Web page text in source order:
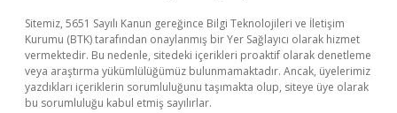
Sitemiz, 5651 Sayılı Kanun gereğince Bilgi Teknolojileri ve İletişim
Kurumu (BTK) tarafından onaylanmış bir Yer Sağlayıcı olarak hizmet
vermektedir. Bu nedenle, sitedeki içerikleri proaktif olarak denetleme
veya araştırma yükümlülüğümüz bulunmamaktadır. Ancak, üyelerimiz
yazdıkları içeriklerin sorumluluğunu taşımakta olup, siteye üye olarak
bu sorumluluğu kabul etmiş sayılırlar.